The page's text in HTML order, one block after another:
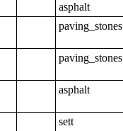
asphalt
paving_stones
paving_stones
asphalt
sett